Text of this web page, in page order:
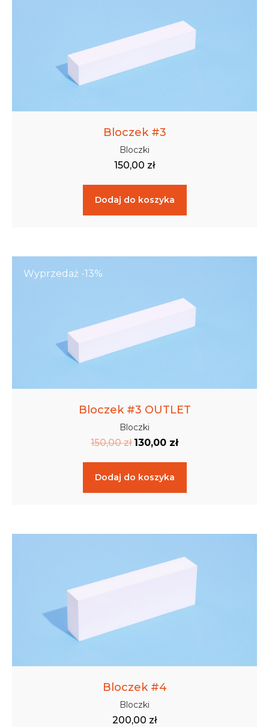
Bloczek #3
Bloczki
150,00 zł
Dodaj do koszyka
Wyprzedaż -13%
Bloczek #3 OUTLET
Bloczki
150,00zł 130,00 zł
Dodaj do koszyka
Bloczek #4
Bloczki
200,00 zł